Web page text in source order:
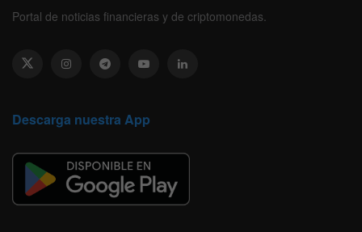
Portal de noticias financieras y de criptomonedas.
Descarga nuestra App